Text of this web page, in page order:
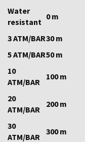
Water
resistant
0 m
3 ATM/BAR30 m
5 ATM/BAR50 m
10
ATM/BAR
100 m
20
ATM/BAR
200 m
30
ATM/BAR
300 m